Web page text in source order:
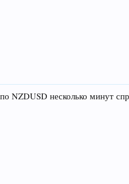
NZDUSD несколько минут